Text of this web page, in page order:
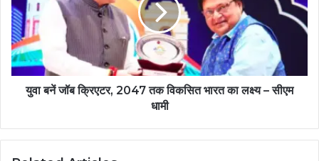
युवा बनें जॉब क्रिएटर, 2047 तक विकसित भारत का लक्ष्य – सीएम
धामी